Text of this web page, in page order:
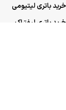
خرید باتری لیتیومی
خرید باتری لیفتراک